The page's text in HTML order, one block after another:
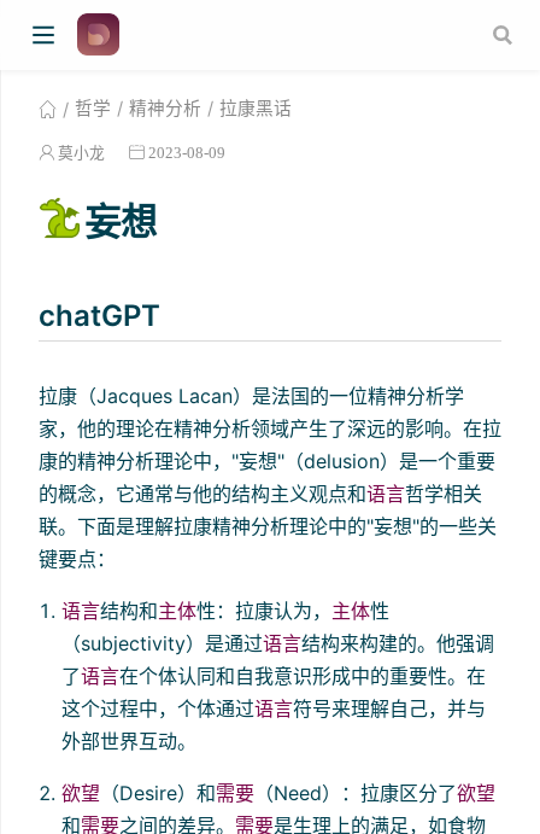
哲学 精神分析 拉康黑话
莫小龙 2023-08-09
妄想
chatGPT
拉康（Jacques Lacan）是法国的一位精神分析学
家，他的理论在精神分析领域产生了深远的影响。在拉
康的精神分析理论中，"妄想"（delusion）是一个重要
的概念，它通常与他的结构主义观点和语言哲学相关
联。下面是理解拉康精神分析理论中的"妄想"的一些关
键要点：
语言结构和主体性：拉康认为， 主体性
（subjectivity）是通过语言结构来构建的。他强调
了语言在个体认同和自我意识形成中的重要性。在
这个过程中，个体通过语言符号来理解自己，并与
外部世界互动。
欲望 （Desire）和需要 （Need）：拉康区分了欲望
和需要之间的差异。 需要是生理上的满足，如食物